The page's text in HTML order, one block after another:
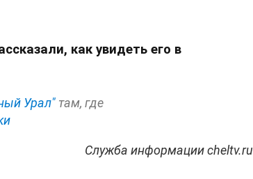
как увидеть его в
Урал" там, где
Служба информации cheltv.ru